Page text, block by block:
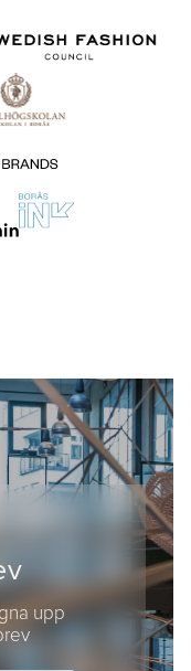
upp